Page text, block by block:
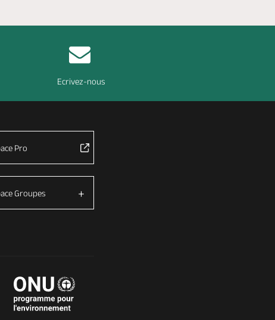
Ecrivez-nous
Pro
Groupes